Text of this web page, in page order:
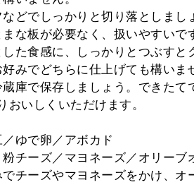
どでしっかりと切り落としまし
な板が必要なく、扱いやすいで
た食感に、しっかりとつぶすと
みでどちらに仕上げても構いま
庫で保存しましょう。できたて
いしくいただけます。
ゆで卵／アボカド
チーズ／マヨネーズ／オリーブ
チーズやマヨネーズをかけ、オ